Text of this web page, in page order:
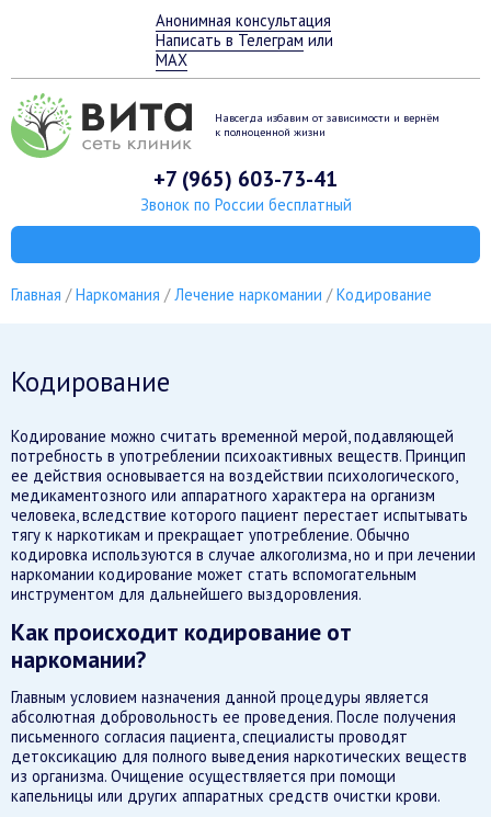
Анонимная консультация
Написать в Телеграм или
MAX
Навсегда избавим от зависимости и вернём
к полноценной жизни
+7 (965) 603-73-41
Звонок по России бесплатный
Главная Наркомания Лечение наркомании Кодирование
Кодирование
Кодирование можно считать временной мерой, подавляющей
потребность в употреблении психоактивных веществ. Принцип
ее действия основывается на воздействии психологического,
медикаментозного или аппаратного характера на организм
человека, вследствие которого пациент перестает испытывать
тягу к наркотикам и прекращает употребление. Обычно
кодировка используются в случае алкоголизма, но и при лечении
наркомании кодирование может стать вспомогательным
инструментом для дальнейшего выздоровления.
Как происходит кодирование от
наркомании?
Главным условием назначения данной процедуры является
абсолютная добровольность ее проведения. После получения
письменного согласия пациента, специалисты проводят
детоксикацию для полного выведения наркотических веществ
из организма. Очищение осуществляется при помощи
капельницы или других аппаратных средств очистки крови.